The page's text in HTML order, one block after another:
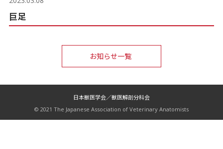
巨足
お知らせ一覧
日本獣医学会／獣医解剖分科会
© 2021 The Japanese Association of Veterinary Anatomists